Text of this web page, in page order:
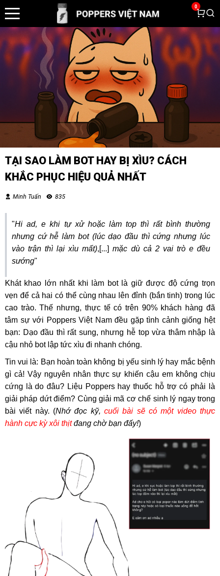
0
TẠI SAO LÀM BOT HAY BỊ XÌU? CÁCH
KHẮC PHỤC HIỆU QUẢ NHẤT
Minh Tuấn 835
"Hi ad, e khi tự xử hoặc làm top thì rất bình thường
nhưng cứ hễ làm bot (lúc dạo đầu thì cứng nhưng lúc
vào trận thì lại xìu mất),[...]mặc dù cả 2 vai trò e đều
sướng"
Khát khao lớn nhất khi làm bot là giữ được độ cứng trọn
vẹn để cả hai có thể cùng nhau lên đỉnh (bắn tinh) trong lúc
cao trào. Thế nhưng, thực tế có trên 90% khách hàng đã
tâm sự với Poppers Việt Nam đều gặp tình cảnh giống hệt
bạn: Dạo đầu thì rất sung, nhưng hễ top vừa thâm nhập là
cậu nhỏ bot lập tức xìu đi nhanh chóng.
Tin vui là: Bạn hoàn toàn không bị yếu sinh lý hay mắc bệnh
gì cả! Vậy nguyên nhân thực sự khiến cậu em không chịu
cứng là do đâu? Liệu Poppers hay thuốc hỗ trợ có phải là
giải pháp dứt điểm? Cùng giải mã cơ chế sinh lý ngay trong
bài viết này. (Nhớ đọc kỹ, cuối bài sẽ có một video thực
hành cực kỳ xôi thịtđang chờ bạn đấy!)